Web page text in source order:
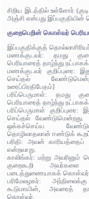
சிறிய இடத்தில் உள்ளோர்
அஞ்சி என்பது இப்பகுதியின்
குறைபெறின் கொள்வர்
இப்பகுதிக்குத்
மணக்குடவர்: தமது
பெரியாரைத் தாழ்ந்து
மணக்குடவர் குறிப்புரை:
செய்தல்
உரைப்பிரதிபேதம்]
பரிப்பெருமாள்: தமது
பெரியாரைத் தாழ்ந்து
பரிப்பெருமாள் குறிப்புரை:
செய்தல் வேண்டுமென்றது.
ஒக்கச்செய்ய
தொழிலாதலான் ஈண்டுக்
பரிதி: அவன் காரியத்தைப்
என்றவாறு.
காலிங்கர்: மற்று அவரினும்
குறைகூறி அவர்களை
படைத்துணையாகக்
பரிமேலழகர்:
கூடுமாயின், அவரைத்
கொள்வர்.